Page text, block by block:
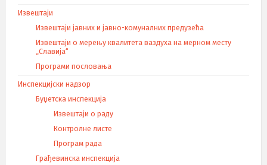
Извештаји
Извештаји јавних и јавно-комуналних предузећа
Извештаји о мерењу квалитета ваздуха на мерном месту
„Славија“
Програми пословања
Инспекцијски надзор
Буџетска инспекција
Извештаји о раду
Контролне листе
Програм рада
Грађевинска инспекција